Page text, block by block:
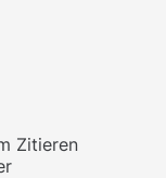
Zitieren